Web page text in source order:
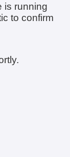
is running
to confirm